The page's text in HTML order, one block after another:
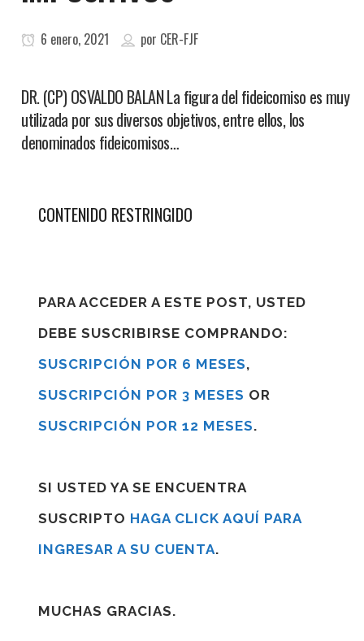
6 enero, 2021 por CER-FJF
DR. (CP) OSVALDO BALAN La figura del fideicomiso es muy
utilizada por sus diversos objetivos, entre ellos, los
denominados fideicomisos…
CONTENIDO RESTRINGIDO
PARA ACCEDER A ESTE POST, USTED
DEBE SUSCRIBIRSE COMPRANDO:
SUSCRIPCIÓN POR 6 MESES,
SUSCRIPCIÓN POR 3 MESES OR
SUSCRIPCIÓN POR 12 MESES.
SI USTED YA SE ENCUENTRA
SUSCRIPTO HAGA CLICK AQUÍ PARA
INGRESAR A SU CUENTA.
MUCHAS GRACIAS.